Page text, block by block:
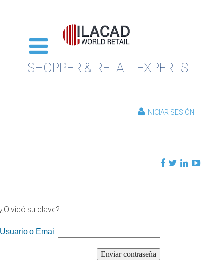
SHOPPER & RETAIL EXPERTS
INICIAR SESIÓN
¿Olvidó su clave?
Usuario o Email